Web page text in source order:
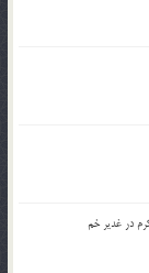
در غدیر خم